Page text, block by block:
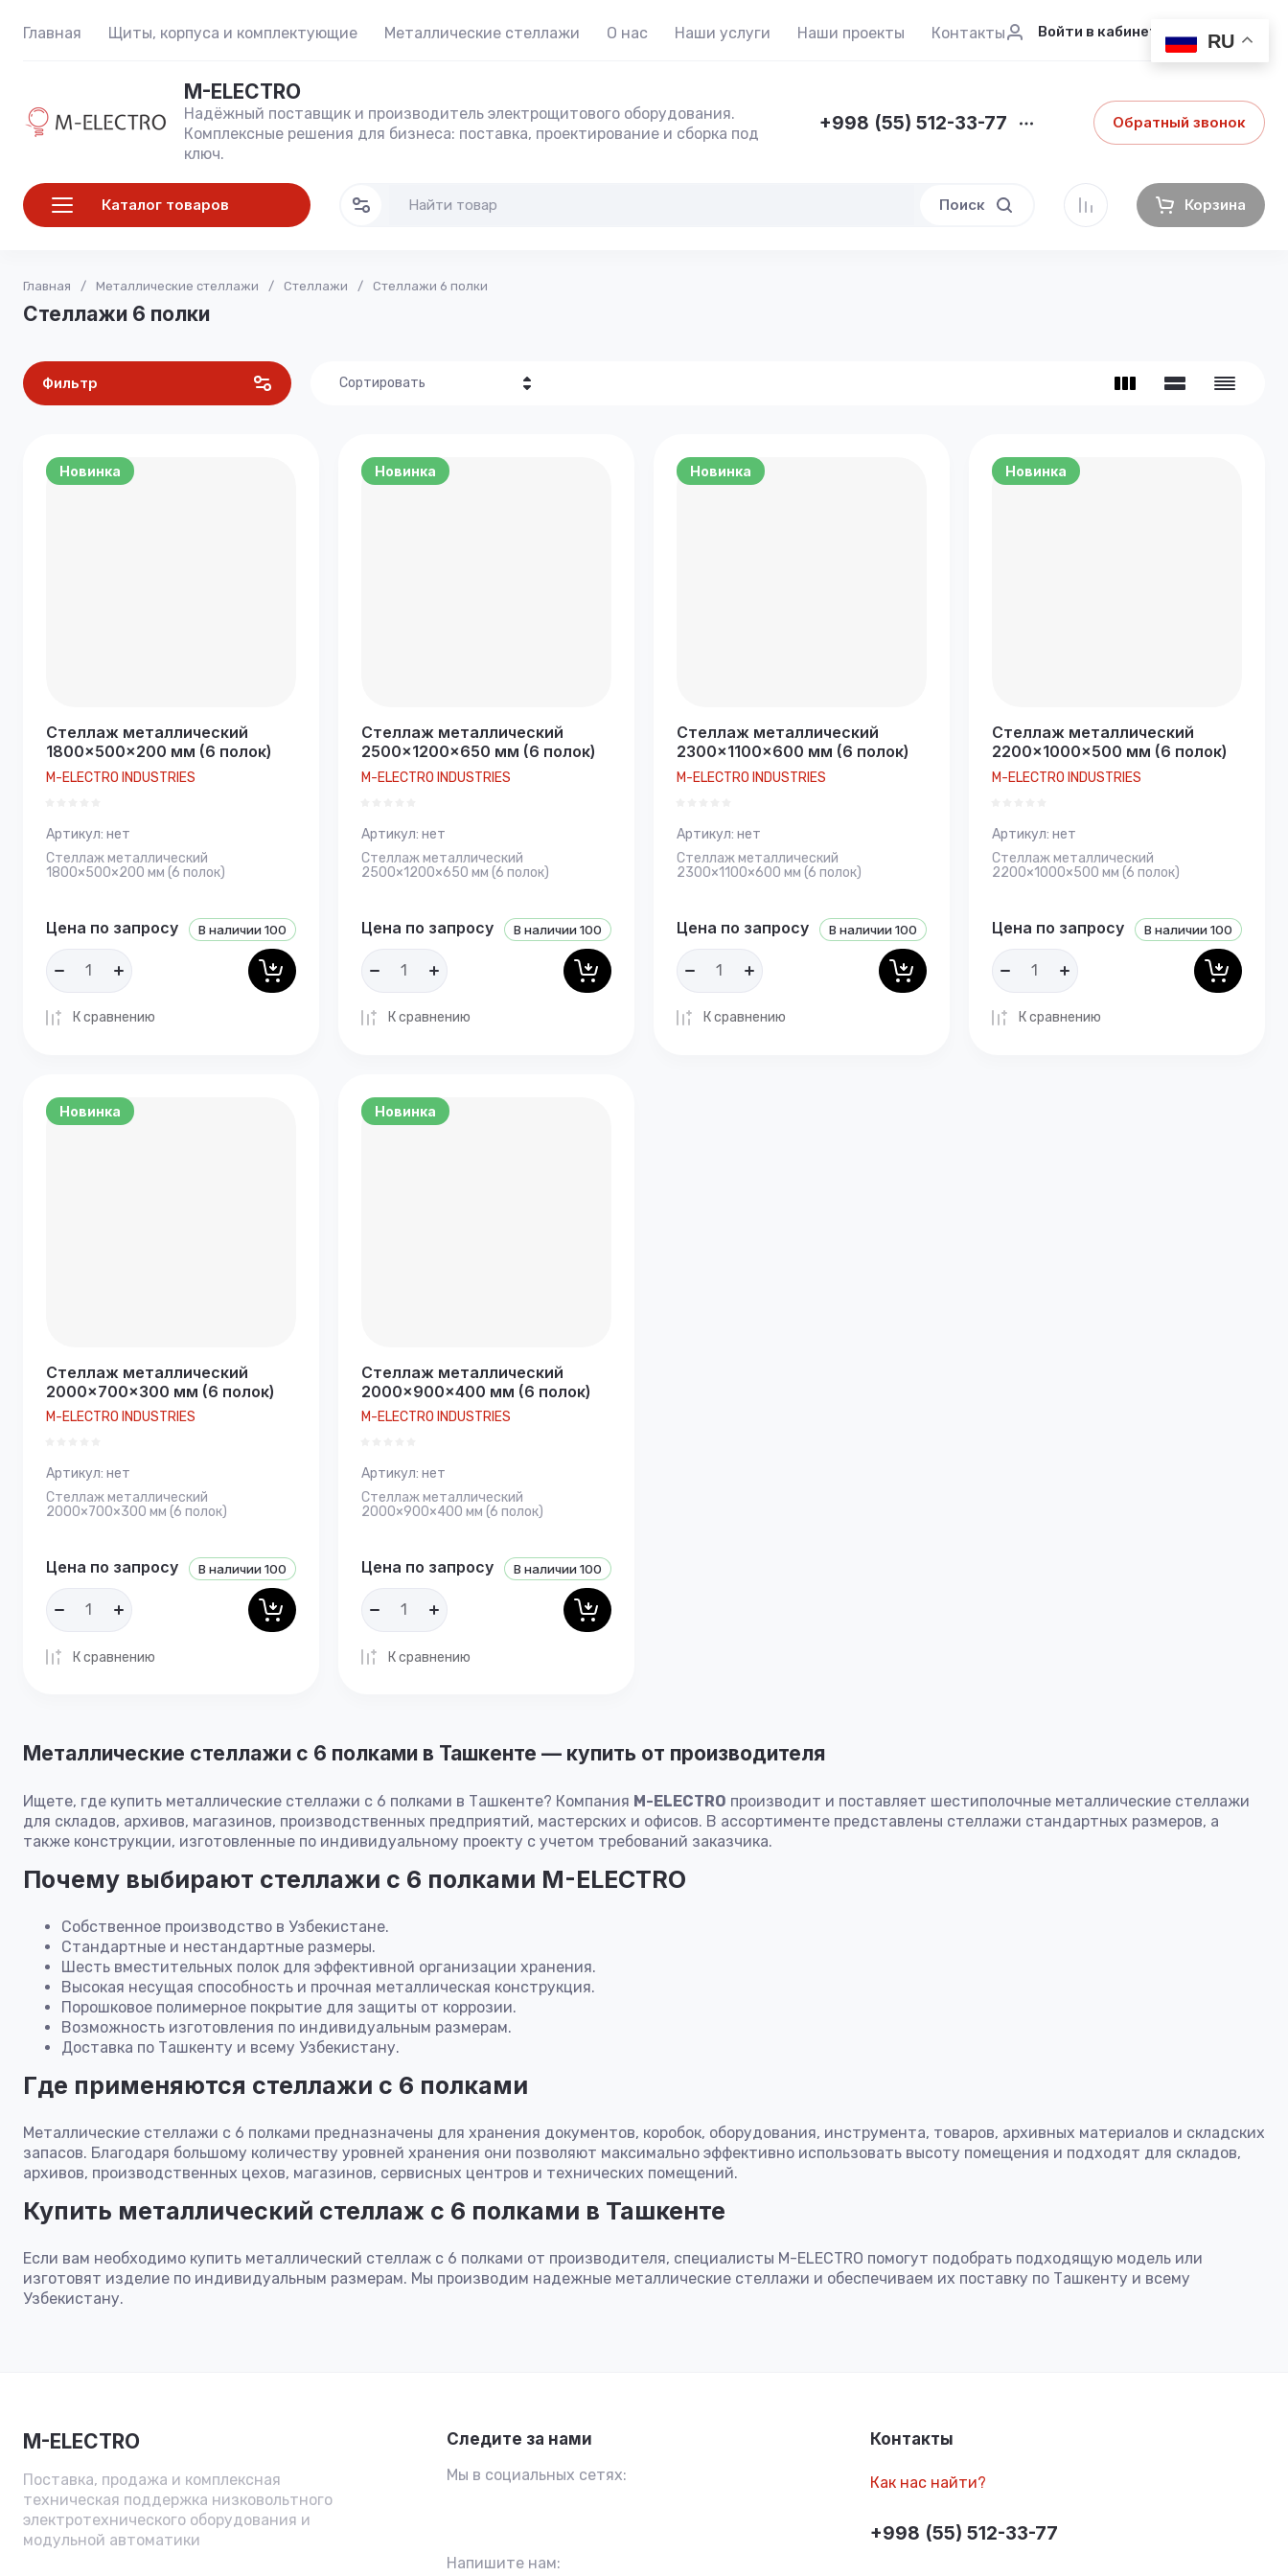
RU
Главная Щиты, корпуса и комплектующие Металлические стеллажи О нас Наши услуги Наши проекты Контакты Войти в кабинет
M-ELECTRO
Надёжный поставщик и производитель электрощитового оборудования.
Комплексные решения для бизнеса: поставка, проектирование и сборка под
ключ.
+998 (55) 512-33-77 Обратный звонок
Каталог товаров Поиск Корзина
Главная / Металлические стеллажи / Стеллажи / Стеллажи 6 полки
Стеллажи 6 полки
Фильтр Сортировать
Цена - возрастание
Новинка
Стеллаж металлический
1800×500×200 мм (6 полок)
M-ELECTRO INDUSTRIES
Артикул: нет
Стеллаж металлический
1800×500×200 мм (6 полок)
В наличии 100
Цена по запросу
К сравнению
Новинка
Стеллаж металлический
2500×1200×650 мм (6 полок)
M-ELECTRO INDUSTRIES
Артикул: нет
Стеллаж металлический
2500×1200×650 мм (6 полок)
В наличии 100
Цена по запросу
К сравнению
Новинка
Стеллаж металлический
2300×1100×600 мм (6 полок)
M-ELECTRO INDUSTRIES
Артикул: нет
Стеллаж металлический
2300×1100×600 мм (6 полок)
В наличии 100
Цена по запросу
К сравнению
Новинка
Стеллаж металлический
2200×1000×500 мм (6 полок)
M-ELECTRO INDUSTRIES
Артикул: нет
Стеллаж металлический
2200×1000×500 мм (6 полок)
В наличии 100
Цена по запросу
К сравнению
Новинка
Стеллаж металлический
2000×700×300 мм (6 полок)
M-ELECTRO INDUSTRIES
Артикул: нет
Стеллаж металлический
2000×700×300 мм (6 полок)
В наличии 100
Цена по запросу
К сравнению
Новинка
Стеллаж металлический
2000×900×400 мм (6 полок)
M-ELECTRO INDUSTRIES
Артикул: нет
Стеллаж металлический
2000×900×400 мм (6 полок)
В наличии 100
Цена по запросу
К сравнению
Металлические стеллажи с 6 полками в Ташкенте — купить от производителя
Ищете, где купить металлические стеллажи с 6 полками в Ташкенте? Компания M-ELECTRO производит и поставляет шестиполочные металлические стеллажи
для складов, архивов, магазинов, производственных предприятий, мастерских и офисов. В ассортименте представлены стеллажи стандартных размеров, а
также конструкции, изготовленные по индивидуальному проекту с учетом требований заказчика.
Почему выбирают стеллажи с 6 полками M-ELECTRO
Собственное производство в Узбекистане.
Стандартные и нестандартные размеры.
Шесть вместительных полок для эффективной организации хранения.
Высокая несущая способность и прочная металлическая конструкция.
Порошковое полимерное покрытие для защиты от коррозии.
Возможность изготовления по индивидуальным размерам.
Доставка по Ташкенту и всему Узбекистану.
Где применяются стеллажи с 6 полками
Металлические стеллажи с 6 полками предназначены для хранения документов, коробок, оборудования, инструмента, товаров, архивных материалов и складских
запасов. Благодаря большому количеству уровней хранения они позволяют максимально эффективно использовать высоту помещения и подходят для складов,
архивов, производственных цехов, магазинов, сервисных центров и технических помещений.
Купить металлический стеллаж с 6 полками в Ташкенте
Если вам необходимо купить металлический стеллаж с 6 полками от производителя, специалисты M-ELECTRO помогут подобрать подходящую модель или
изготовят изделие по индивидуальным размерам. Мы производим надежные металлические стеллажи и обеспечиваем их поставку по Ташкенту и всему
Узбекистану.
M-ELECTRO
Поставка, продажа и комплексная
техническая поддержка низковольтного
электротехнического оборудования и
модульной автоматики
Следите за нами
Мы в социальных сетях:
Напишите нам:
Контакты
Как нас найти?
+998 (55) 512-33-77